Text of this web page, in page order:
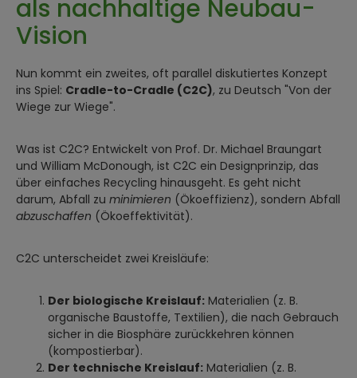
als nachhaltige Neubau-
Vision
Nun kommt ein zweites, oft parallel diskutiertes Konzept
ins Spiel: Cradle-to-Cradle (C2C), zu Deutsch "Von der
Wiege zur Wiege".
Was ist C2C? Entwickelt von Prof. Dr. Michael Braungart
und William McDonough, ist C2C ein Designprinzip, das
über einfaches Recycling hinausgeht. Es geht nicht
darum, Abfall zu minimieren (Ökoeffizienz), sondern Abfall
abzuschaffen (Ökoeffektivität).
C2C unterscheidet zwei Kreisläufe:
Der biologische Kreislauf: Materialien (z. B.
organische Baustoffe, Textilien), die nach Gebrauch
sicher in die Biosphäre zurückkehren können
(kompostierbar).
Der technische Kreislauf: Materialien (z. B.